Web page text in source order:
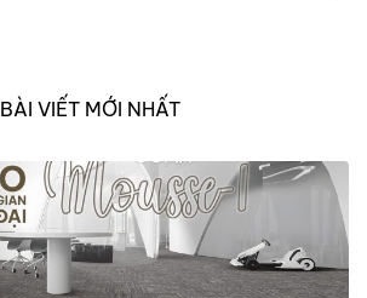
BÀI VIẾT MỚI NHẤT